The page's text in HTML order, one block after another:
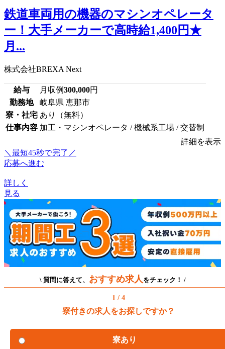
鉄道車両用の機器のマシンオペレータ
ー！大手メーカーで高時給1,400円★
月...
株式会社BREXA Next
給与 月収例300,000円
勤務地
岐阜県 恵那市
寮・社宅 あり（無料）
仕事内容 加工・マシンオペレータ / 機械系工場 / 交替制
詳細を表示
＼最短45秒で完了／
応募へ進む
詳しく
見る
\ 質問に答えて、 おすすめ求人 をチェック！ /
1 / 4
寮付きの求人をお探しですか？
寮あり